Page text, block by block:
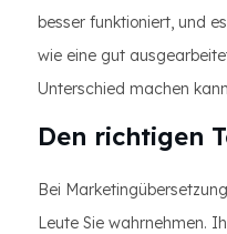
besser funktioniert, und
wie eine gut
Unterschied machen
Den richtigen
Bei
Leute Sie wahrnehmen.